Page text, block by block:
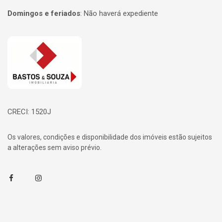
Domingos e feriados: Não haverá expediente
Página inicial
CRECI: 1520J
Os valores, condições e disponibilidade dos imóveis estão sujeitos
a alterações sem aviso prévio.
FacebookInstagram